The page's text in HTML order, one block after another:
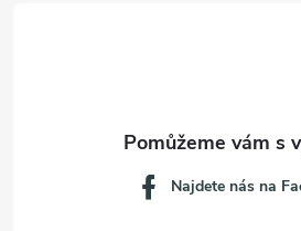
Najdete nás na